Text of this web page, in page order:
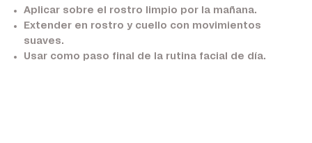
Aplicar sobre el rostro limpio por la mañana.
Extender en rostro y cuello con movimientos
suaves.
Usar como paso final de la rutina facial de día.